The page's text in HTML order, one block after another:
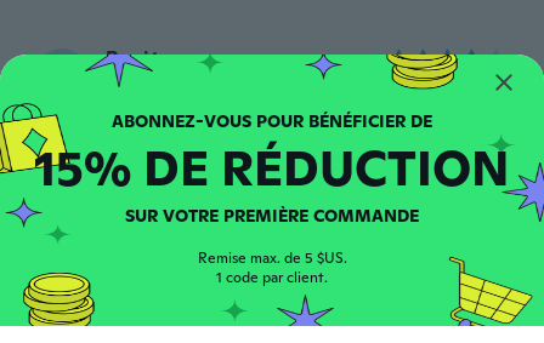
Benito
avis chargements
Perfecto.
D Dougie
Anibal
15% DE RÉDUCTION
SUR VOTRE PREMIÈRE COMMANDE
Remise max. de 5 $US.
1 code par client.